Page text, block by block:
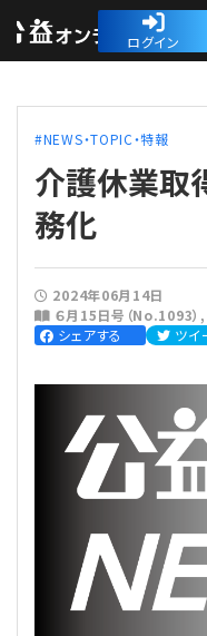
ログイン
人気記事
法人運営
法人運営
理事会
評議員会・社員総会
理事・監事
評議員
会計・税務
会計・税務
定期提出書類
会計処理
寄附
労務管理
給与計算
利益相反取引
経営
NEWS・TOPIC・特報
介護休業取
務化
2024年06月14日
６月15日号（No.1093）
シェアする
ツイ